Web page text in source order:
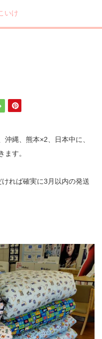
いけ
縄、熊本×2、日本中に、
ます。
れば確実に3月以内の発送